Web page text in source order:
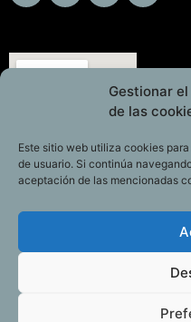
Gestionar
de las
Este sitio web utiliza cookies
de usuario. Si continúa
aceptación de las mencionadas